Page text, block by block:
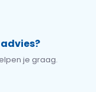
je graag.